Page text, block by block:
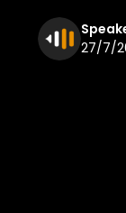
27/7/